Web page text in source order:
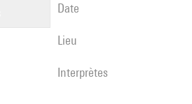
date
lieu
interprètes